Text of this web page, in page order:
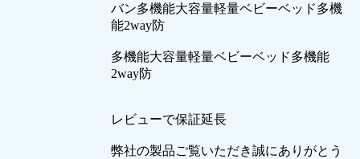
バン多機能大容量軽量ベビーベッド多機
能2way防
多機能大容量軽量ベビーベッド多機能
2way防
レビューで保証延長
弊社の製品ご覧いただき誠にありがとう